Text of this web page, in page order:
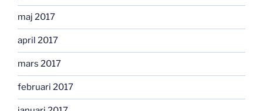
maj 2017
april 2017
mars 2017
februari 2017